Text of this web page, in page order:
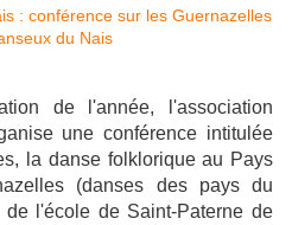
de l'année, l'association
une conférence intitulée
la danse folklorique au Pays
(danses des pays du
l'école de Saint-Paterne de